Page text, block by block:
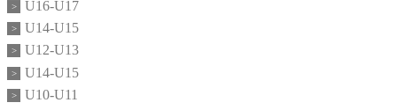
U16-U17
U14-U15
U12-U13
U14-U15
U10-U11